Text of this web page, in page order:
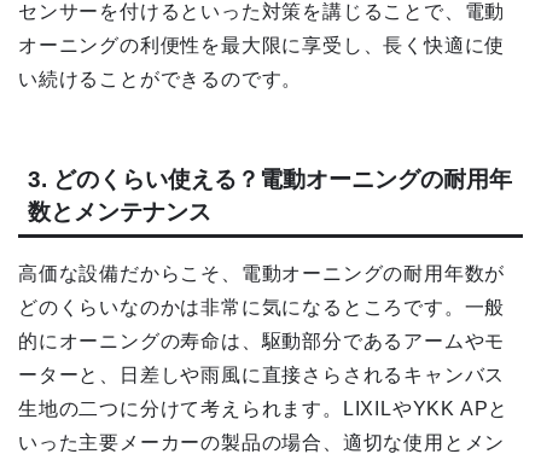
センサーを付けるといった対策を講じることで、電動
オーニングの利便性を最大限に享受し、長く快適に使
い続けることができるのです。
3. どのくらい使える？電動オーニングの耐用年
数とメンテナンス
高価な設備だからこそ、電動オーニングの耐用年数が
どのくらいなのかは非常に気になるところです。一般
的にオーニングの寿命は、駆動部分であるアームやモ
ーターと、日差しや雨風に直接さらされるキャンバス
生地の二つに分けて考えられます。LIXILやYKK APと
いった主要メーカーの製品の場合、適切な使用とメン